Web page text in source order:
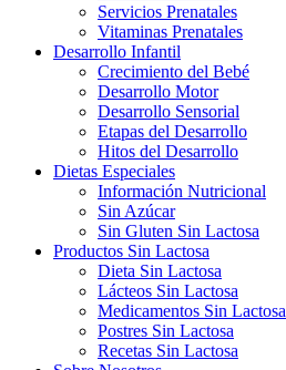
Servicios Prenatales
Vitaminas Prenatales
Desarrollo Infantil
Crecimiento del Bebé
Desarrollo Motor
Desarrollo Sensorial
Etapas del Desarrollo
Hitos del Desarrollo
Dietas Especiales
Información Nutricional
Sin Azúcar
Sin Gluten Sin Lactosa
Productos Sin Lactosa
Dieta Sin Lactosa
Lácteos Sin Lactosa
Medicamentos Sin Lactosa
Postres Sin Lactosa
Recetas Sin Lactosa